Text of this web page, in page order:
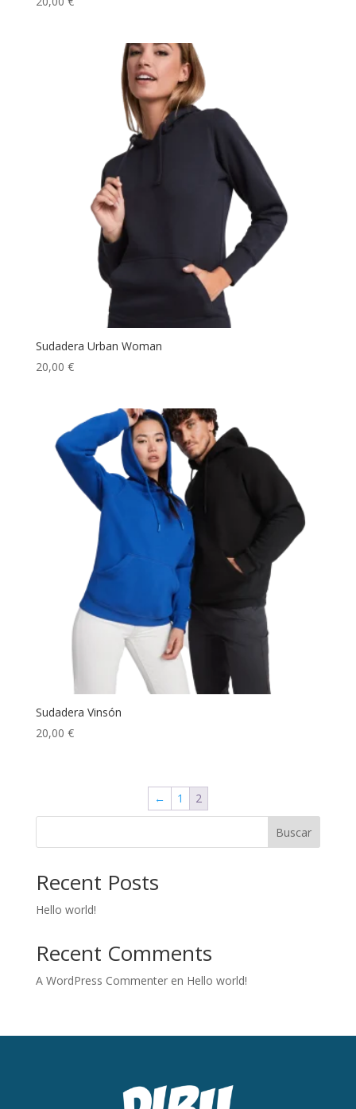
Sudadera Urban Woman
20,00 €
Sudadera Vinsón
20,00 €
← 1 2
Buscar
Recent Posts
Hello world!
Recent Comments
A WordPress Commenteren Hello world!